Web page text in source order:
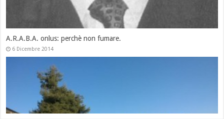
le 19 “C” della salute, di nostra spettanza
21 Settembre 2013